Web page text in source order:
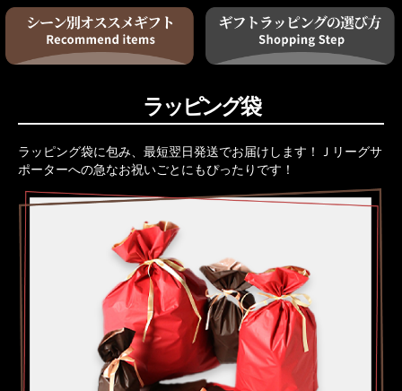
ラッピング袋
ラッピング袋に包み、最短翌日発送でお届けします！Ｊリーグサ
ポーターへの急なお祝いごとにもぴったりです！